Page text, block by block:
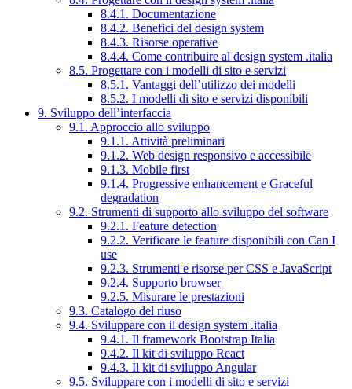
8.4.1. Documentazione
8.4.2. Benefici del design system
8.4.3. Risorse operative
8.4.4. Come contribuire al design system .italia
8.5. Progettare con i modelli di sito e servizi
8.5.1. Vantaggi dell’utilizzo dei modelli
8.5.2. I modelli di sito e servizi disponibili
9. Sviluppo dell’interfaccia
9.1. Approccio allo sviluppo
9.1.1. Attività preliminari
9.1.2. Web design responsivo e accessibile
9.1.3. Mobile first
9.1.4. Progressive enhancement e Graceful
degradation
9.2. Strumenti di supporto allo sviluppo del software
9.2.1. Feature detection
9.2.2. Verificare le feature disponibili con Can I
use
9.2.3. Strumenti e risorse per CSS e JavaScript
9.2.4. Supporto browser
9.2.5. Misurare le prestazioni
9.3. Catalogo del riuso
9.4. Sviluppare con il design system .italia
9.4.1. Il framework Bootstrap Italia
9.4.2. Il kit di sviluppo React
9.4.3. Il kit di sviluppo Angular
9.5. Sviluppare con i modelli di sito e servizi